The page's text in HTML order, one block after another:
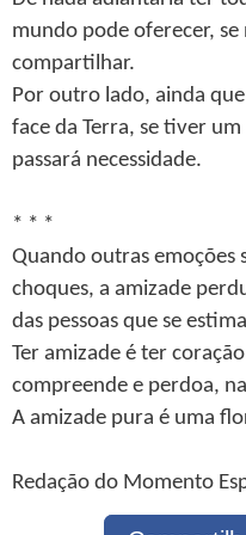
mundo pode oferecer,
compartilhar.
Por outro lado, ainda
face da Terra, se tiver
passará necessidade.
* * *
Quando outras emoções
choques, a amizade
das pessoas que se
Ter amizade é ter
compreende e perdoa,
A amizade pura é uma
Redação do Momento